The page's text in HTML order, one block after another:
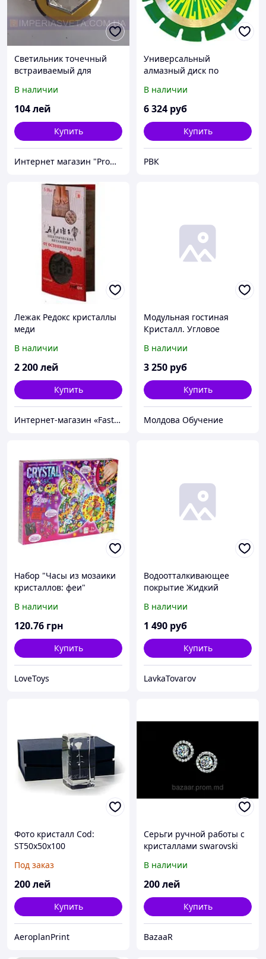
Светильник точечный
встраиваемый для
FERON с кристаллом
MMD-315514
В наличии
104лей
Купить
Интернет магазин "Promtovari"
Универсальный
алмазный диск по
Кристалл 350 мм (Брянск)
В наличии
6 324 руб
Купить
РВК
Лежак Редокс кристаллы
меди
В наличии
2 200лей
Купить
Интернет-магазин «FastShop»
Модульная гостиная
Кристалл. Угловое
В наличии
3 250 руб
Купить
Молдова Обучение
Набор "Часы из мозаики
кристаллов: феи"
В наличии
120.76 грн
Купить
LoveToys
Водоотталкивающее
покрытие Жидкий
В наличии
1 490 руб
Купить
LavkaTovarov
Фото кристалл Cod:
ST50x50x100
Под заказ
200лей
Купить
AeroplanPrint
Серьги ручной работы с
кристаллами swarovski
В наличии
200лей
Купить
BazaaR